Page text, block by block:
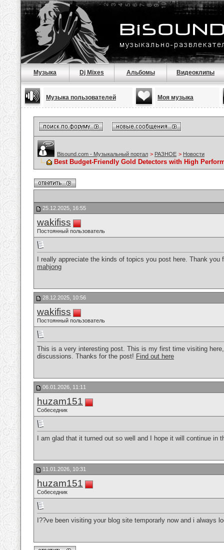
Музыка Dj Mixes Альбомы Видеоклипы
Музыка пользователей Моя музыка
Bisound.com - Музыкальный портал > РАЗНОЕ > Новости
Best Budget-Friendly Gold Detectors with High
25.12.2025, 16:55
wakifiss
Постоянный пользователь
I really appreciate the kinds of topics you post here. Thank
mahjong
28.12.2025, 10:56
wakifiss
Постоянный пользователь
This is a very interesting post. This is my first time visiting
discussions. Thanks for the post! Find out here
06.01.2026, 11:11
huzam151
Собеседник
I am glad that it turned out so well and I hope it will continue
11.01.2026, 10:31
huzam151
Собеседник
I??ve been visiting your blog site temporarly now and i